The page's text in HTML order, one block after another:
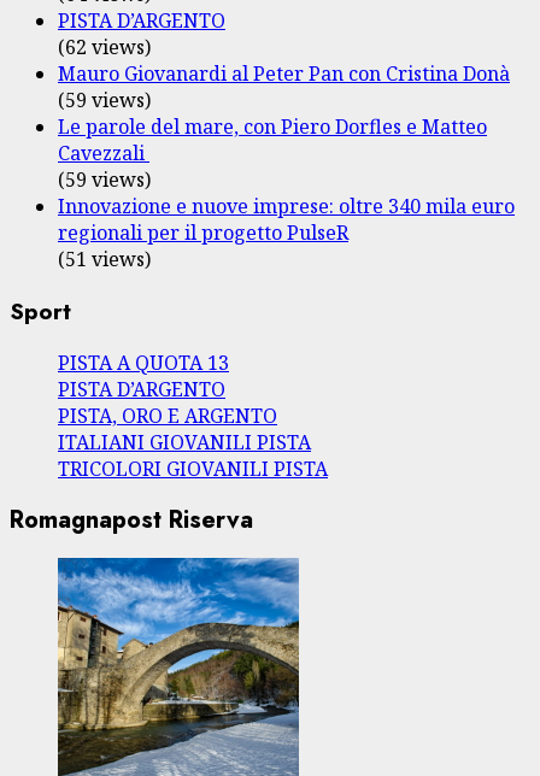
PISTA D’ARGENTO
(62 views)
Mauro Giovanardi al Peter Pan con Cristina Donà
(59 views)
Le parole del mare, con Piero Dorfles e Matteo
Cavezzali
(59 views)
Innovazione e nuove imprese: oltre 340 mila euro
regionali per il progetto PulseR
(51 views)
Sport
PISTA A QUOTA 13
PISTA D’ARGENTO
PISTA, ORO E ARGENTO
ITALIANI GIOVANILI PISTA
TRICOLORI GIOVANILI PISTA
Romagnapost Riserva